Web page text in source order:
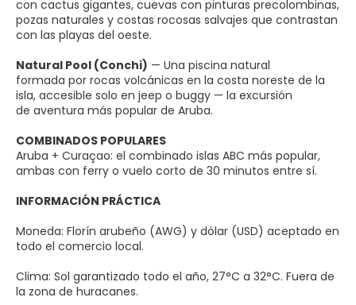
con cactus gigantes, cuevas con pinturas precolombinas,
pozas naturales y costas rocosas salvajes que contrastan
con las playas del oeste.
Natural Pool (Conchi) — Una piscina natural
formada por rocas volcánicas en la costa noreste de la
isla, accesible solo en jeep o buggy — la excursión
de aventura más popular de Aruba.
COMBINADOS POPULARES
Aruba + Curaçao: el combinado islas ABC más popular,
ambas con ferry o vuelo corto de 30 minutos entre sí.
INFORMACIÓN PRÁCTICA
Moneda: Florín arubeño (AWG) y dólar (USD) aceptado en
todo el comercio local.
Clima: Sol garantizado todo el año, 27°C a 32°C. Fuera de
la zona de huracanes.